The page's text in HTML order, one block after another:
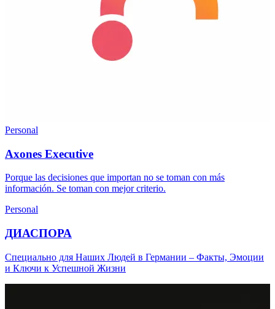
Personal
Axones Executive
Porque las decisiones que importan no se toman con más
información. Se toman con mejor criterio.
Personal
ДИАСПОРА
Специально для Наших Людей в Германии – Факты, Эмоции
и Ключи к Успешной Жизни